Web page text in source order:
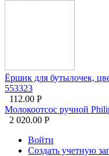
Ёршик для бутылочек,
553323
112.00 Р
Молокоотсос ручной
2 020.00 Р
Войти
Создать учетную